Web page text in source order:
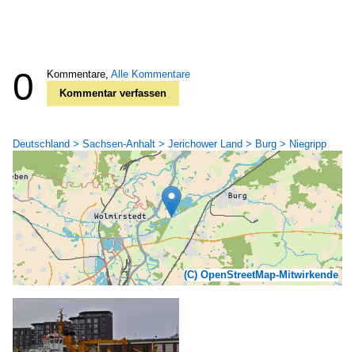
0 Kommentare, Alle Kommentare
Kommentar verfassen
Deutschland > Sachsen-Anhalt > Jerichower Land > Burg > Niegripp
(C) OpenStreetMap-Mitwirkende